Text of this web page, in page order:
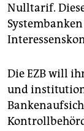
Nulltarif.
Die EZB will
und